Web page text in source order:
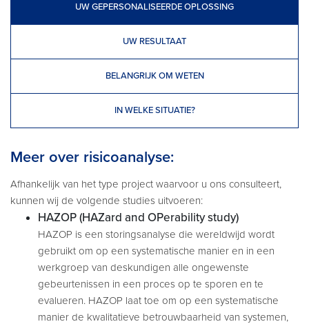
UW GEPERSONALISEERDE OPLOSSING
UW RESULTAAT
BELANGRIJK OM WETEN
IN WELKE SITUATIE?
Meer over risicoanalyse:
Afhankelijk van het type project waarvoor u ons consulteert,
kunnen wij de volgende studies uitvoeren:
HAZOP (HAZard and OPerability study)
HAZOP is een storingsanalyse die wereldwijd wordt
gebruikt om op een systematische manier en in een
werkgroep van deskundigen alle ongewenste
gebeurtenissen in een proces op te sporen en te
evalueren. HAZOP laat toe om op een systematische
manier de kwalitatieve betrouwbaarheid van systemen,